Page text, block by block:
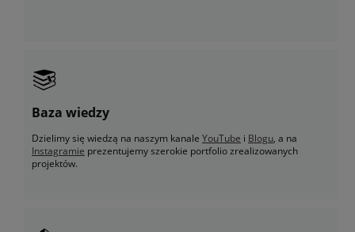
Baza wiedzy
Dzielimy się wiedzą na naszym kanale YouTube i Blogu, a na
Instagramie prezentujemy szerokie portfolio zrealizowanych
projektów.